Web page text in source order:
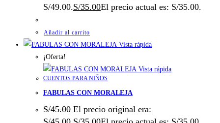
S/49.00.S/35.00El precio actual es: S/35.00.
Añadir al carrito
Vista rápida
¡Oferta!
Vista rápida
CUENTOS PARA NIÑOS
FABULAS CON MORALEJA
S/45.00 El precio original era: